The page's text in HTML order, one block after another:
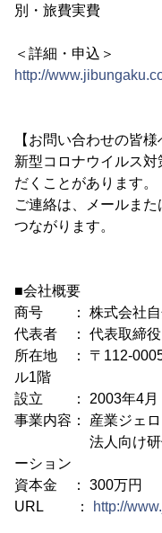
別・旅費実費
＜詳細・申込＞
http://
【お問い合わせの皆様
新型コロナウイルス
だくことがあります。
ご連絡は、メールま
つながります。
■会社概要
商号 ： 株式会社自
代表者 ： 代表取締
所在地 ： 〒112-
ル1階
設立 ： 2003年4月
事業内容： 産業ジェ
法人向け研修の
ーション
資本金 ： 300万円
URL ：
http://